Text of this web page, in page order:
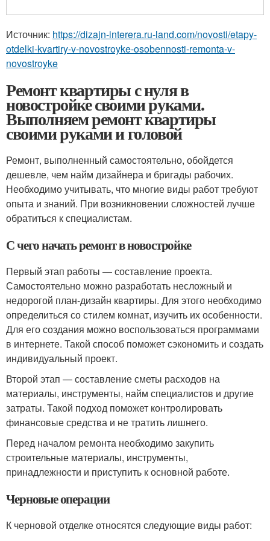
Источник: https://dizajn-interera.ru-land.com/novosti/etapy-
otdelki-kvartiry-v-novostroyke-osobennosti-remonta-v-
novostroyke
Ремонт квартиры с нуля в
новостройке своими руками.
Выполняем ремонт квартиры
своими руками и головой
Ремонт, выполненный самостоятельно, обойдется
дешевле, чем найм дизайнера и бригады рабочих.
Необходимо учитывать, что многие виды работ требуют
опыта и знаний. При возникновении сложностей лучше
обратиться к специалистам.
С чего начать ремонт в новостройке
Первый этап работы — составление проекта.
Самостоятельно можно разработать несложный и
недорогой план-дизайн квартиры. Для этого необходимо
определиться со стилем комнат, изучить их особенности.
Для его создания можно воспользоваться программами
в интернете. Такой способ поможет сэкономить и создать
индивидуальный проект.
Второй этап — составление сметы расходов на
материалы, инструменты, найм специалистов и другие
затраты. Такой подход поможет контролировать
финансовые средства и не тратить лишнего.
Перед началом ремонта необходимо закупить
строительные материалы, инструменты,
принадлежности и приступить к основной работе.
Черновые операции
К черновой отделке относятся следующие виды работ: